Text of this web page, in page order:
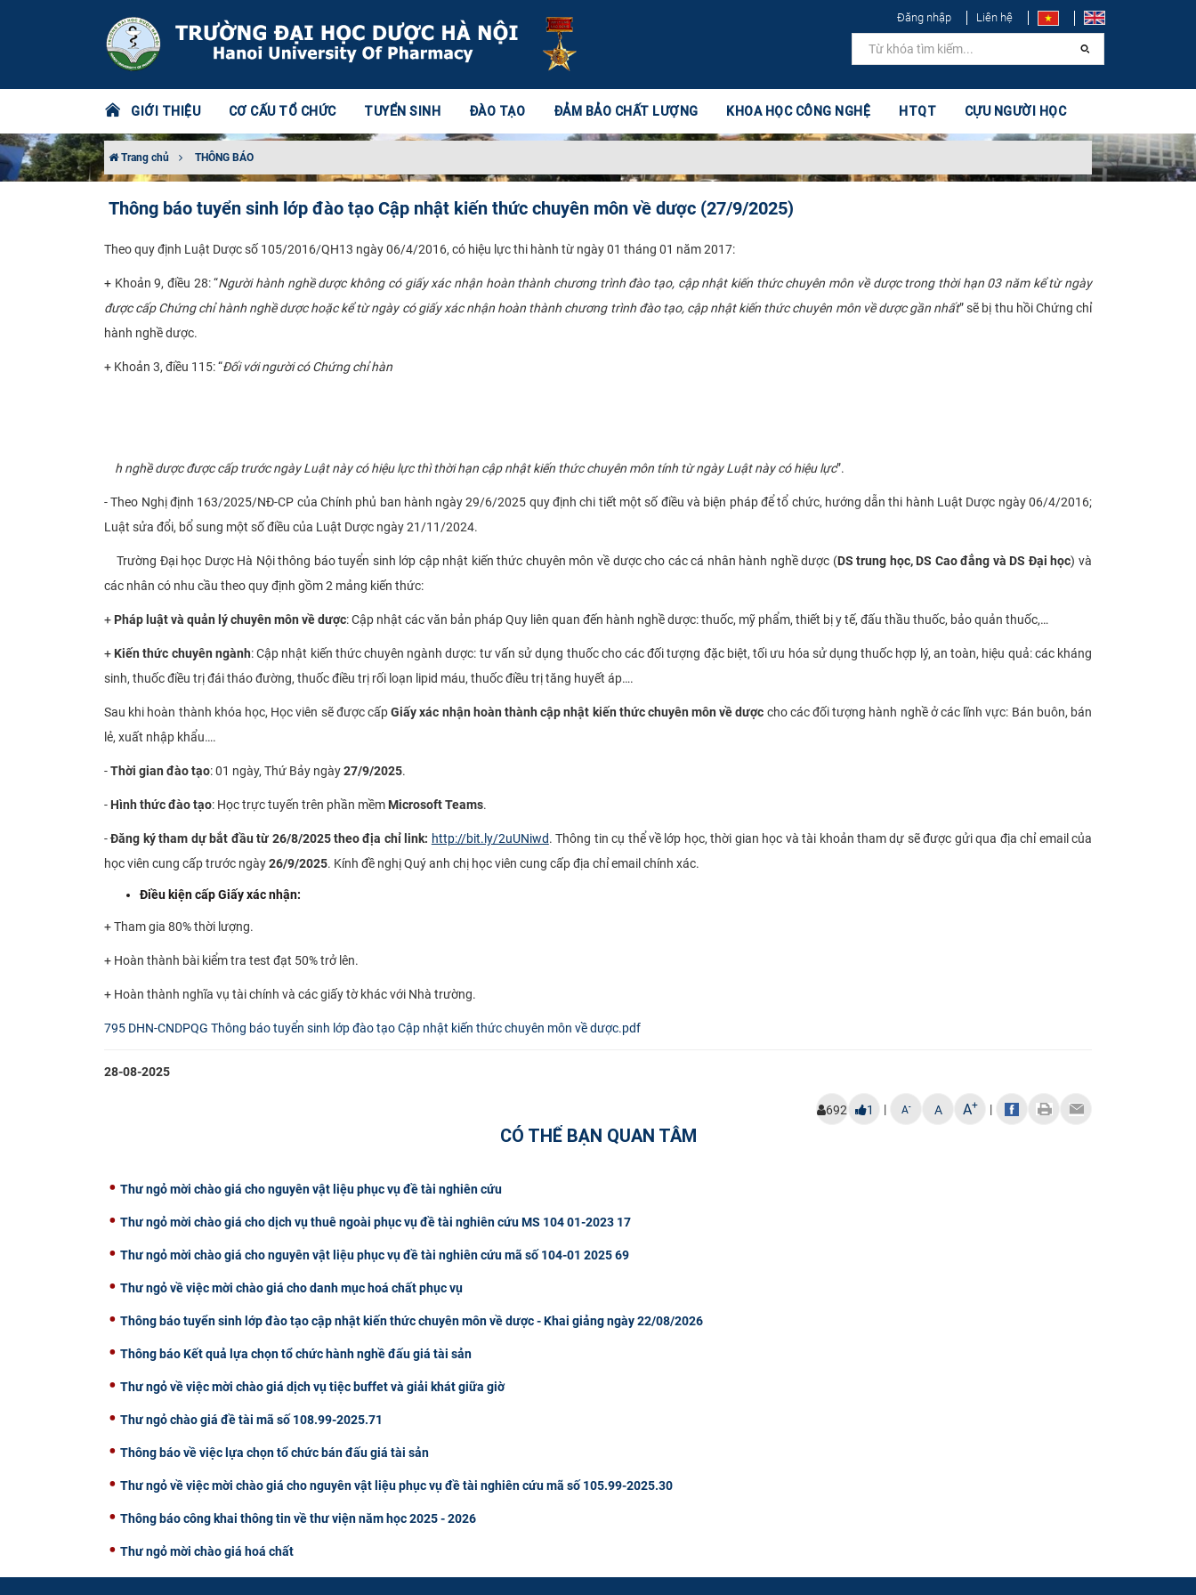
Đăng nhập Liên hệ
GIỚI THIỆU CƠ CẤU TỔ CHỨC TUYỂN SINH ĐÀO TẠO ĐẢM BẢO CHẤT LƯỢNG KHOA HỌC CÔNG NGHỆ HTQT CỰU NGƯỜI HỌC
Trang chủ THÔNG BÁO
Thông báo tuyển sinh lớp đào tạo Cập nhật kiến thức chuyên môn về dược (27/9/2025)
Theo quy định Luật Dược số 105/2016/QH13 ngày 06/4/2016, có hiệu lực thi hành từ ngày 01 tháng 01 năm 2017:
+ Khoản 9, điều 28: “Người hành nghề dược không có giấy xác nhận hoàn thành chương trình đào tạo, cập nhật kiến thức chuyên môn về dược trong thời hạn 03 năm kể từ ngày
được cấp Chứng chỉ hành nghề dược hoặc kể từ ngày có giấy xác nhận hoàn thành chương trình đào tạo, cập nhật kiến thức chuyên môn về dược gần nhất” sẽ bị thu hồi Chứng chỉ
hành nghề dược.
+ Khoản 3, điều 115: “Đối với người có Chứng chỉ hàn
h nghề dược được cấp trước ngày Luật này có hiệu lực thì thời hạn cập nhật kiến thức chuyên môn tính từ ngày Luật này có hiệu lực”.
- Theo Nghị định 163/2025/NĐ-CP của Chính phủ ban hành ngày 29/6/2025 quy định chi tiết một số điều và biện pháp để tổ chức, hướng dẫn thi hành Luật Dược ngày 06/4/2016;
Luật sửa đổi, bổ sung một số điều của Luật Dược ngày 21/11/2024.
Trường Đại học Dược Hà Nội thông báo tuyển sinh lớp cập nhật kiến thức chuyên môn về dược cho các cá nhân hành nghề dược (DS trung học, DS Cao đẳng và DS Đại học) và
các nhân có nhu cầu theo quy định gồm 2 mảng kiến thức:
+ Pháp luật và quản lý chuyên môn về dược: Cập nhật các văn bản pháp Quy liên quan đến hành nghề dược: thuốc, mỹ phẩm, thiết bị y tế, đấu thầu thuốc, bảo quản thuốc,…
+ Kiến thức chuyên ngành: Cập nhật kiến thức chuyên ngành dược: tư vấn sử dụng thuốc cho các đối tượng đặc biệt, tối ưu hóa sử dụng thuốc hợp lý, an toàn, hiệu quả: các kháng
sinh, thuốc điều trị đái tháo đường, thuốc điều trị rối loạn lipid máu, thuốc điều trị tăng huyết áp….
Sau khi hoàn thành khóa học, Học viên sẽ được cấpGiấy xác nhận hoàn thành cập nhật kiến thức chuyên môn về dược cho các đối tượng hành nghề ở các lĩnh vực: Bán buôn, bán
lẻ, xuất nhập khẩu….
-Thời gian đào tạo: 01 ngày, Thứ Bảy ngày27/9/2025.
- Hình thức đào tạo: Học trực tuyến trên phần mềm Microsoft Teams.
-Đăng ký tham dự bắt đầu từ 26/8/2025 theo địa chỉ link: http://bit.ly/2uUNiwd. Thông tin cụ thể về lớp học, thời gian học và tài khoản tham dự sẽ được gửi qua địa chỉ email của
học viên cung cấp trước ngày26/9/2025. Kính đề nghị Quý anh chị học viên cung cấp địa chỉ email chính xác.
Điều kiện cấp Giấy xác nhận:
+ Tham gia 80% thời lượng.
+ Hoàn thành bài kiểm tra test đạt 50% trở lên.
+ Hoàn thành nghĩa vụ tài chính và các giấy tờ khác với Nhà trường.
795 DHN-CNDPQG Thông báo tuyển sinh lớp đào tạo Cập nhật kiến thức chuyên môn về dược.pdf
28-08-2025
692 1 | A- A A+ |
CÓ THỂ BẠN QUAN TÂM
Thư ngỏ mời chào giá cho nguyên vật liệu phục vụ đề tài nghiên cứu
Thư ngỏ mời chào giá cho dịch vụ thuê ngoài phục vụ đề tài nghiên cứu MS 104 01-2023 17
Thư ngỏ mời chào giá cho nguyên vật liệu phục vụ đề tài nghiên cứu mã số 104-01 2025 69
Thư ngỏ về việc mời chào giá cho danh mục hoá chất phục vụ
Thông báo tuyển sinh lớp đào tạo cập nhật kiến thức chuyên môn về dược - Khai giảng ngày 22/08/2026
Thông báo Kết quả lựa chọn tổ chức hành nghề đấu giá tài sản
Thư ngỏ về việc mời chào giá dịch vụ tiệc buffet và giải khát giữa giờ
Thư ngỏ chào giá đề tài mã số 108.99-2025.71
Thông báo về việc lựa chọn tổ chức bán đấu giá tài sản
Thư ngỏ về việc mời chào giá cho nguyên vật liệu phục vụ đề tài nghiên cứu mã số 105.99-2025.30
Thông báo công khai thông tin về thư viện năm học 2025 - 2026
Thư ngỏ mời chào giá hoá chất